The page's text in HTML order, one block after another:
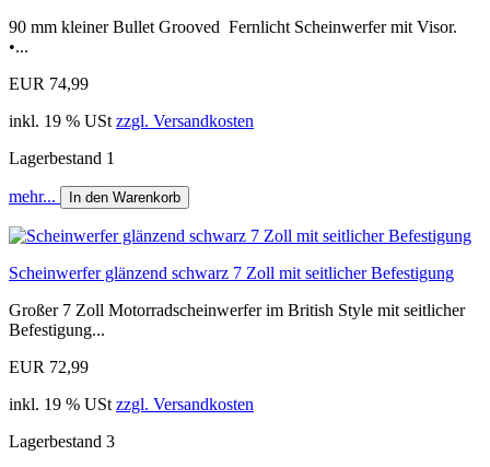
90 mm kleiner Bullet Grooved Fernlicht Scheinwerfer mit Visor.
•...
EUR 74,99
inkl. 19 % USt zzgl. Versandkosten
Lagerbestand 1
mehr... In den Warenkorb
Scheinwerfer glänzend schwarz 7 Zoll mit seitlicher Befestigung
Großer 7 Zoll Motorradscheinwerfer im British Style mit seitlicher
Befestigung...
EUR 72,99
inkl. 19 % USt zzgl. Versandkosten
Lagerbestand 3